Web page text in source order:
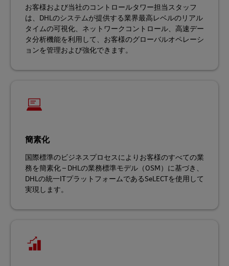
お客様および当社のコントロールタワー担当スタッフ
は、DHLのシステムが提供する業界最高レベルのリアル
タイムの可視化、ネットワークコントロール、高速デー
タ分析機能を利用して、お客様のグローバルオペレーシ
ョンを管理および強化できます。
簡素化
国際標準のビジネスプロセスによりお客様のすべての業
務を簡素化 – DHLの業務標準モデル（OSM）に基づき、
DHLの統一ITプラットフォームであるSeLECTを使用して
実現します。